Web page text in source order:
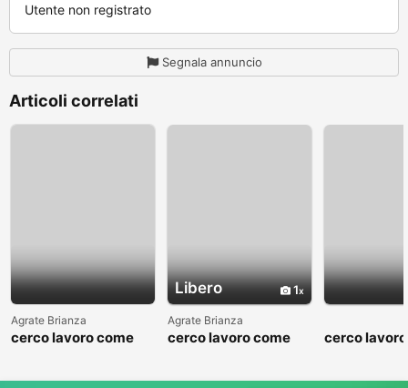
Utente non registrato
Segnala annuncio
Articoli correlati
Agrate Brianza
cerco lavoro come
Libero 1
Agrate Brianza
cerco lavoro come
cerco